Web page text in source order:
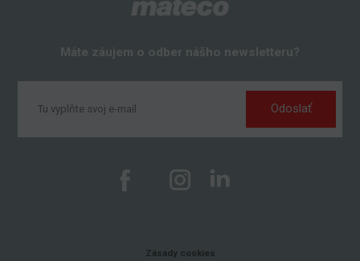
Máte záujem o odber nášho newsletteru?
Odoslať
Zásady cookies